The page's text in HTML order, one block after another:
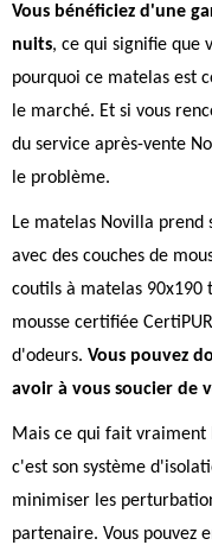
Vous bénéficiez d'une
nuits, ce qui signifie que
pourquoi ce matelas est
le marché. Et si vous
du service après-vente
le problème.
Le matelas Novilla
avec des couches de
coutils à matelas 90x190
mousse certifiée
d'odeurs. Vous pouvez
avoir à vous soucier de
Mais ce qui fait
c'est son système
minimiser les
partenaire. Vous pouvez